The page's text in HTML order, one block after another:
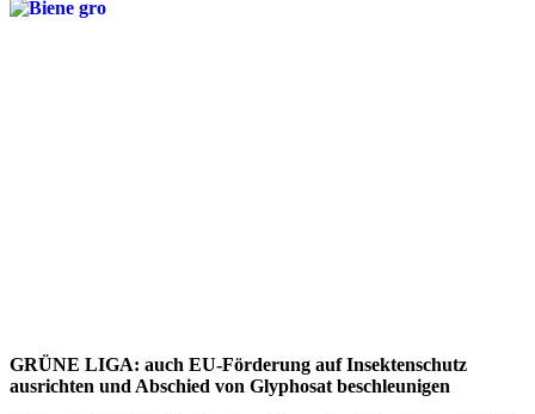
GRÜNE LIGA: auch EU-Förderung auf Insektenschutz
ausrichten und Abschied von Glyphosat beschleunigen